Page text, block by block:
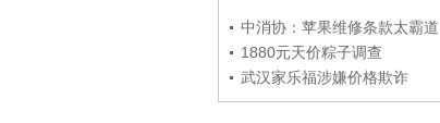
中消协：苹果维修条款太霸道
1880元天价粽子调查
武汉家乐福涉嫌价格欺诈